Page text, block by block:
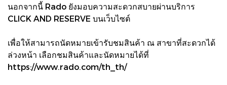
นอกจากนี้ Rado ยังมอบความสะดวกสบายผ่านบริการ
CLICK AND RESERVE บนเว็บไซต์
เพื่อให้สามารถนัดหมายเข้ารับชมสินค้า ณ สาขาที่สะดวกได้
ล่วงหน้า เลือกชมสินค้าและนัดหมายได้ที่
https://www.rado.com/th_th/